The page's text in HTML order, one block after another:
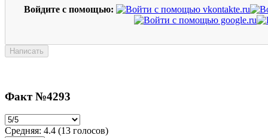
Войдите с помощью:
Факт №4293
Средняя: 4.4 (13 голосов)